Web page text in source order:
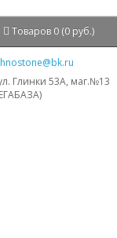
Товаров 0 (0 руб.)
Глинки 53А, маг.№13